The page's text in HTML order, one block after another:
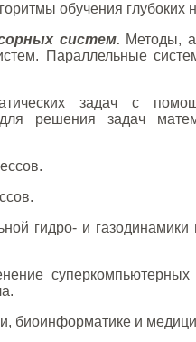
обучения глубоких
систем. Методы,
Параллельные
задач с
решения задач
гидро- и
суперкомпьютерных
биоинформатике и